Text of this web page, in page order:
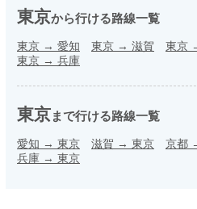
東京から行ける路線一覧
東京 → 愛知 東京 → 滋賀 東京
東京 → 兵庫
東京まで行ける路線一覧
愛知 → 東京 滋賀 → 東京 京都
兵庫 → 東京